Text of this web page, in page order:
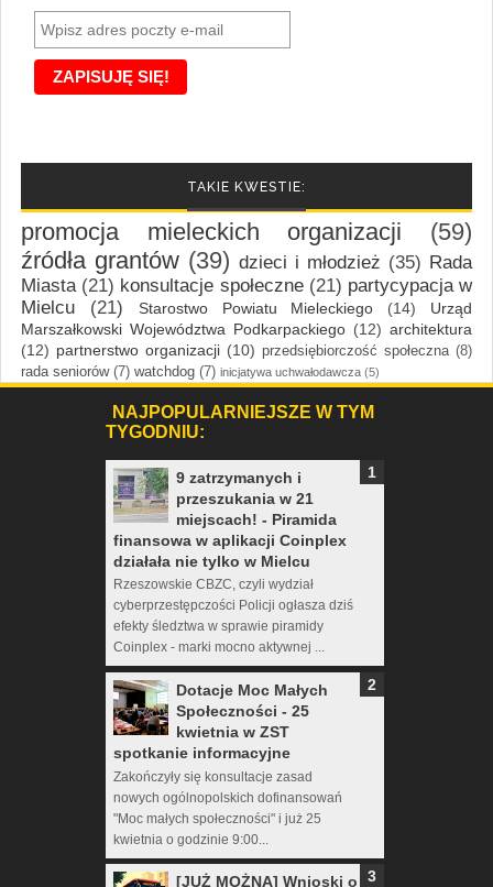
TAKIE KWESTIE:
promocja mieleckich organizacji
(59)
źródła grantów (39) dzieci i młodzież (35) Rada
Miasta (21) konsultacje społeczne (21) partycypacja w
Mielcu
(21) Starostwo Powiatu Mieleckiego (14)
Urząd
Marszałkowski Województwa Podkarpackiego (12) architektura
(12) partnerstwo organizacji (10) przedsiębiorczość społeczna (8)
rada seniorów (7) watchdog (7) inicjatywa uchwałodawcza (5)
NAJPOPULARNIEJSZE W TYM
TYGODNIU:
9 zatrzymanych i
przeszukania w 21
miejscach! - Piramida
finansowa w aplikacji Coinplex
działała nie tylko w Mielcu
Rzeszowskie CBZC, czyli wydział
cyberprzestępczości Policji ogłasza dziś
efekty śledztwa w sprawie piramidy
Coinplex - marki mocno aktywnej ...
Dotacje Moc Małych
Społeczności - 25
kwietnia w ZST
spotkanie informacyjne
Zakończyły się konsultacje zasad
nowych ogólnopolskich dofinansowań
"Moc małych społeczności" i już 25
kwietnia o godzinie 9:00...
[JUŻ MOŻNA] Wnioski o